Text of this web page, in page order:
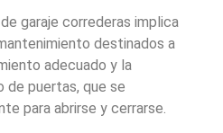
garaje correderas implica
destinados a
adecuado y la
de puertas, que se
para abrirse y cerrarse.